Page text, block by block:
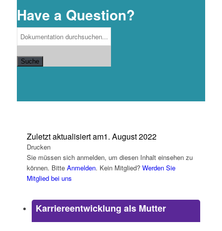
Have a Question?
Suche
Karriereentwicklung als Mutter
Zuletzt aktualisiert am1. August 2022
Drucken
Sie müssen sich anmelden, um diesen Inhalt einsehen zu
können. Bitte Anmelden. Kein Mitglied? Werden Sie
Mitglied bei uns